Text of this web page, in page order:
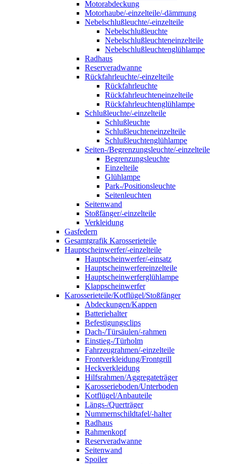
Motorabdeckung
Motorhaube/-einzelteile/-dämmung
Nebelschlußleuchte/-einzelteile
Nebelschlußleuchte
Nebelschlußleuchteneinzelteile
Nebelschlußleuchtenglühlampe
Radhaus
Reserveradwanne
Rückfahrleuchte/-einzelteile
Rückfahrleuchte
Rückfahrleuchteneinzelteile
Rückfahrleuchtenglühlampe
Schlußleuchte/-einzelteile
Schlußleuchte
Schlußleuchteneinzelteile
Schlußleuchtenglühlampe
Seiten-/Begrenzungsleuchte/-einzelteile
Begrenzungsleuchte
Einzelteile
Glühlampe
Park-/Positionsleuchte
Seitenleuchten
Seitenwand
Stoßfänger/-einzelteile
Verkleidung
Gasfedern
Gesamtgrafik Karosserieteile
Hauptscheinwerfer/-einzelteile
Hauptscheinwerfer/-einsatz
Hauptscheinwerfereinzelteile
Hauptscheinwerferglühlampe
Klappscheinwerfer
Karosserieteile/Kotflügel/Stoßfänger
Abdeckungen/Kappen
Batteriehalter
Befestigungsclips
Dach-/Türsäulen/-rahmen
Einstieg-/Türholm
Fahrzeugrahmen/-einzelteile
Frontverkleidung/Frontgrill
Heckverkleidung
Hilfsrahmen/Aggregateträger
Karosserieboden/Unterboden
Kotflügel/Anbauteile
Längs-/Querträger
Nummernschildtafel/-halter
Radhaus
Rahmenkopf
Reserveradwanne
Seitenwand
Spoiler